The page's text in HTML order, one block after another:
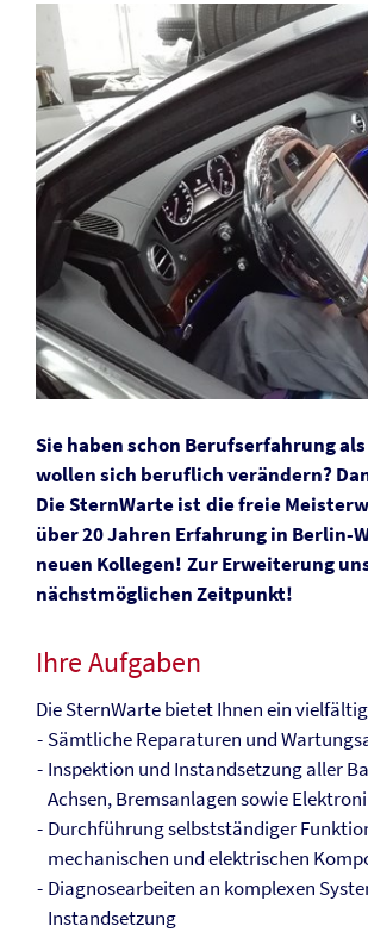
Sie haben schon Berufserfahrung
wollen sich beruflich verändern?
Die SternWarte ist die freie
über 20 Jahren Erfahrung in Berlin-
neuen Kollegen! Zur Erweiterung
nächstmöglichen Zeitpunkt!
Ihre Aufgaben
Die SternWarte bietet Ihnen ein
Sämtliche Reparaturen und
Inspektion und Instandsetzung aller
Achsen, Bremsanlagen sowie
Durchführung selbstständiger
mechanischen und elektrischen
Diagnosearbeiten an komplexen
Instandsetzung